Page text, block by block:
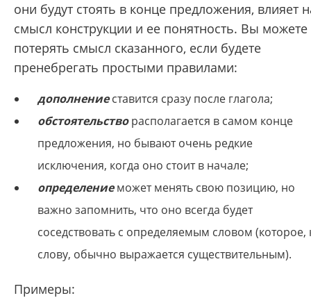
они будут стоять в конце предложения, влияет
смысл конструкции и ее понятность. Вы можете
потерять смысл сказанного, если будете
пренебрегать простыми правилами:
дополнениеставится сразу после глагола;
обстоятельстворасполагается в самом конце
предложения, но бывают очень редкие
исключения, когда оно стоит в начале;
определениеможет менять свою позицию, но
важно запомнить, что оно всегда будет
соседствовать с определяемым словом (которое,
слову, обычно выражается существительным).
Примеры: